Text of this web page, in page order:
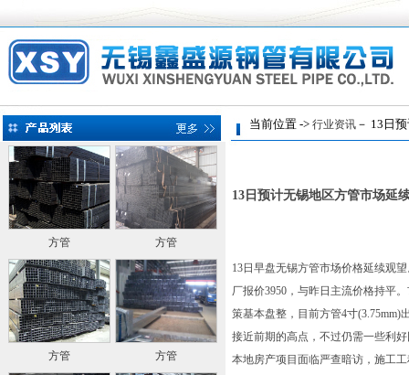
方管 方管
方管 方管
当前位置 -> 行业资讯 － 13日
13日预计无锡地区方管市场延
13日早盘无锡方管市场价格延续观
厂报价3950，与昨日主流价格持平
策基本盘整，目前方管4寸(3.75mm)
接近前期的高点，不过仍需一些利
本地房产项目面临严查暗访，施工